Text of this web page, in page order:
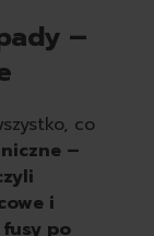
–
co
–
i
po